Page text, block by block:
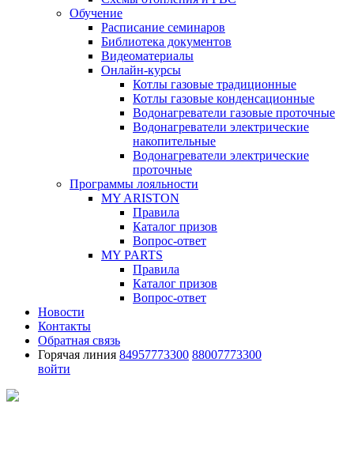
Обучение
Расписание семинаров
Библиотека документов
Видеоматериалы
Онлайн-курсы
Котлы газовые традиционные
Котлы газовые конденсационные
Водонагреватели газовые проточные
Водонагреватели электрические
накопительные
Водонагреватели электрические
проточные
Программы лояльности
MY ARISTON
Правила
Каталог призов
Вопрос-ответ
MY PARTS
Правила
Каталог призов
Вопрос-ответ
Новости
Контакты
Обратная связь
Горячая линия 84957773300 88007773300
войти